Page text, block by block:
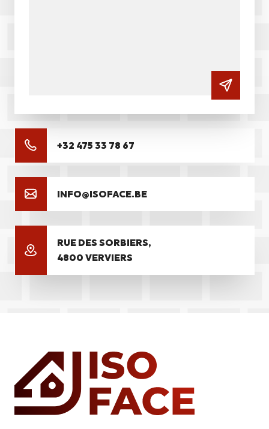
+32 475 33 78 67
INFO@ISOFACE.BE
RUE DES SORBIERS,
4800 VERVIERS